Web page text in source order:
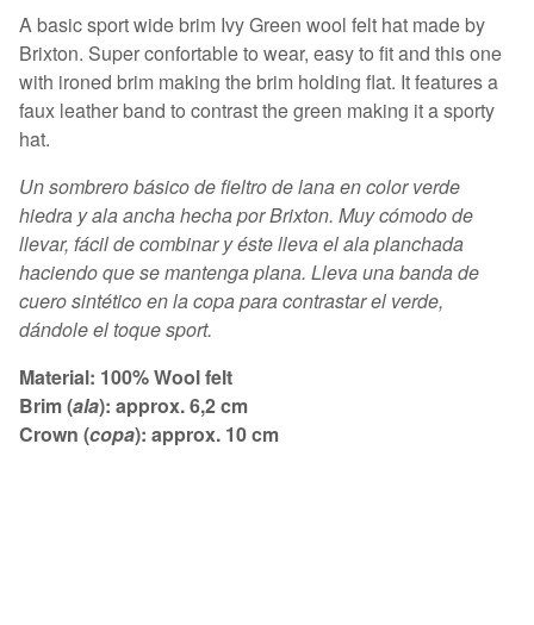
A basic sport wide brim Ivy Green wool felt hat made by
Brixton. Super confortable to wear, easy to fit and this one
with ironed brim making the brim holding flat. It features a
faux leather band to contrast the green making it a sporty
hat.
Un sombrero básico de fieltro de lana en color verde
hiedra y ala ancha hecha por Brixton. Muy cómodo de
llevar, fácil de combinar y éste lleva el ala planchada
haciendo que se mantenga plana. Lleva una banda de
cuero sintético en la copa para contrastar el verde,
dándole el toque sport.
Material: 100% Wool felt
Brim (ala): approx. 6,2 cm
Crown (copa): approx. 10 cm